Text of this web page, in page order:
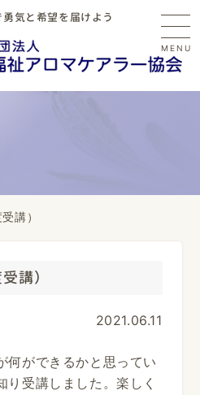
気と希望を届けよう
MENU
講）
講）
2021.06.11
何ができるかと思ってい
り受講しました。楽しく